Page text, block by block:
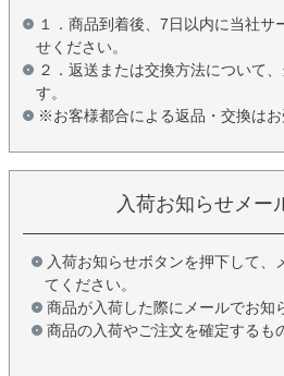
１．商品到着後、7日以内に当社サ
せください。
２．返送または交換方法について
す。
※お客様都合による返品・交換は
入荷お知らせメー
入荷お知らせボタンを押下して、
てください。
商品が入荷した際にメールでお知
商品の入荷やご注文を確定するも